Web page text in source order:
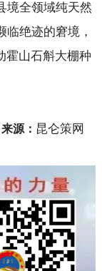
境全领域纯天然
绝迹的窘境，
霍山石斛大棚种
来源： 昆仑策网